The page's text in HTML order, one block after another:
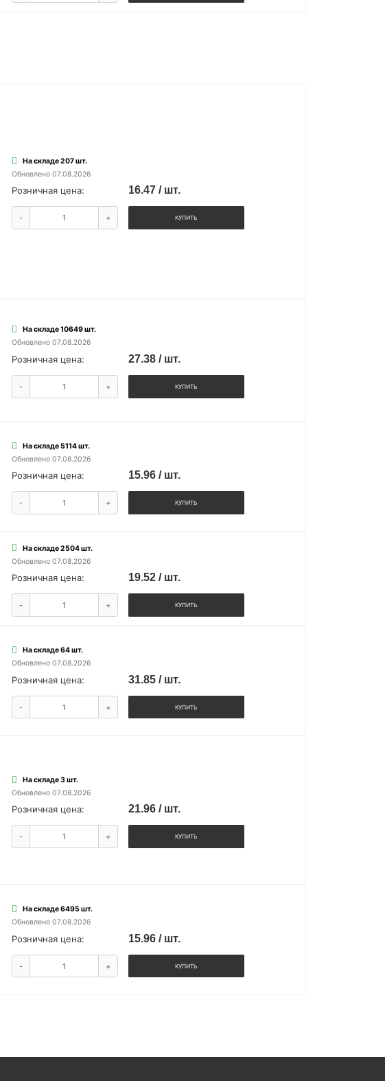
На складе 207 шт.
Обновлено 07.08.2026
Розничная цена: 16.47 / шт.
- + КУПИТЬ
На складе 10649 шт.
Обновлено 07.08.2026
Розничная цена: 27.38 / шт.
- + КУПИТЬ
На складе 5114 шт.
Обновлено 07.08.2026
Розничная цена: 15.96 / шт.
- + КУПИТЬ
На складе 2504 шт.
Обновлено 07.08.2026
Розничная цена: 19.52 / шт.
- + КУПИТЬ
На складе 64 шт.
Обновлено 07.08.2026
Розничная цена: 31.85 / шт.
- + КУПИТЬ
На складе 3 шт.
Обновлено 07.08.2026
Розничная цена: 21.96 / шт.
- + КУПИТЬ
На складе 6495 шт.
Обновлено 07.08.2026
Розничная цена: 15.96 / шт.
- + КУПИТЬ